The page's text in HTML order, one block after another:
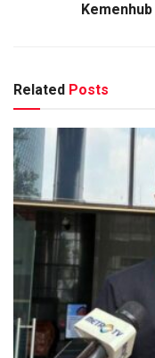
Related Posts